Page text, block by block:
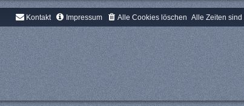
Alle Zeiten sind
Alle Cookies löschen
Impressum
Kontakt